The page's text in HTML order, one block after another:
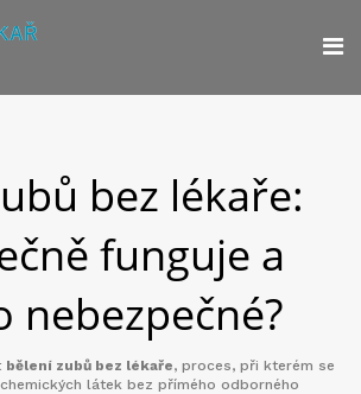
bez lékaře:
funguje a
nebezpečné?
bělení zubů bez lékaře, proces, při kterém se
látek bez přímého odborného